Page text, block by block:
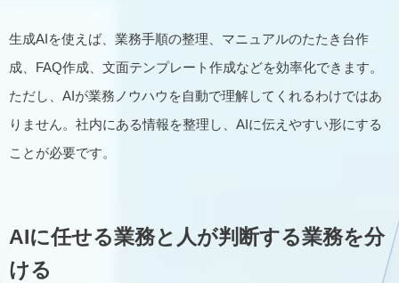
生成AIを使えば、業務手順の整理、マニュアルのたたき台作
成、FAQ作成、文面テンプレート作成などを効率化できます。
ただし、AIが業務ノウハウを自動で理解してくれるわけではあ
りません。社内にある情報を整理し、AIに伝えやすい形にする
ことが必要です。
AIに任せる業務と人が判断する業務を分
ける